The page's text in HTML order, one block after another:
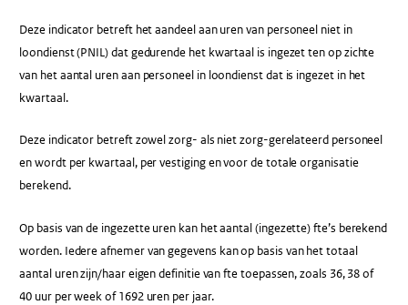
Deze indicator betreft het aandeel aan uren van personeel niet in
loondienst (PNIL) dat gedurende het kwartaal is ingezet ten op zichte
van het aantal uren aan personeel in loondienst dat is ingezet in het
kwartaal.
Deze indicator betreft zowel zorg- als niet zorg-gerelateerd personeel
en wordt per kwartaal, per vestiging en voor de totale organisatie
berekend.
Op basis van de ingezette uren kan het aantal (ingezette) fte’s berekend
worden. Iedere afnemer van gegevens kan op basis van het totaal
aantal uren zijn/haar eigen definitie van fte toepassen, zoals 36, 38 of
40 uur per week of 1692 uren per jaar.